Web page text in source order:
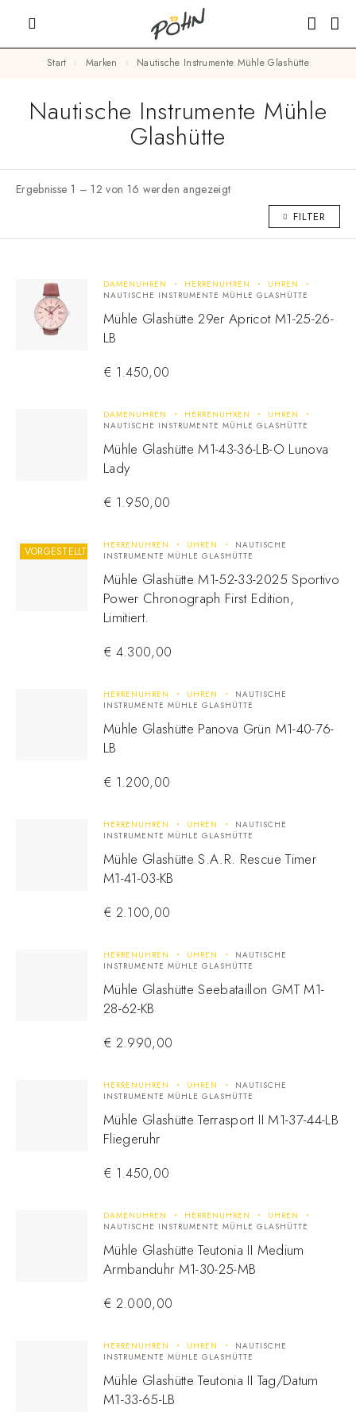
Start Marken Nautische Instrumente Mühle Glashütte
Nautische Instrumente Mühle
Glashütte
Ergebnisse 1 – 12 von 16 werden angezeigt
FILTER
DAMENUHREN HERRENUHREN
UHREN
NAUTISCHE INSTRUMENTE MÜHLE GLASHÜTTE
Mühle Glashütte 29er Apricot M1-25-26-
LB
€ 1.450,00
DAMENUHREN HERRENUHREN
UHREN
NAUTISCHE INSTRUMENTE MÜHLE GLASHÜTTE
Mühle Glashütte M1-43-36-LB-O Lunova
Lady
€ 1.950,00
VORGESTELLT HERRENUHREN UHREN
NAUTISCHE
INSTRUMENTE MÜHLE GLASHÜTTE
Mühle Glashütte M1-52-33-2025 Sportivo
Power Chronograph First Edition,
Limitiert.
€ 4.300,00
HERRENUHREN UHREN
NAUTISCHE
INSTRUMENTE MÜHLE GLASHÜTTE
Mühle Glashütte Panova Grün M1-40-76-
LB
€ 1.200,00
HERRENUHREN UHREN
NAUTISCHE
INSTRUMENTE MÜHLE GLASHÜTTE
Mühle Glashütte S.A.R. Rescue Timer
M1-41-03-KB
€ 2.100,00
HERRENUHREN UHREN
NAUTISCHE
INSTRUMENTE MÜHLE GLASHÜTTE
Mühle Glashütte Seebataillon GMT M1-
28-62-KB
€ 2.990,00
HERRENUHREN UHREN
NAUTISCHE
INSTRUMENTE MÜHLE GLASHÜTTE
Mühle Glashütte Terrasport II M1-37-44-LB
Fliegeruhr
€ 1.450,00
DAMENUHREN HERRENUHREN
UHREN
NAUTISCHE INSTRUMENTE MÜHLE GLASHÜTTE
Mühle Glashütte Teutonia II Medium
Armbanduhr M1-30-25-MB
€ 2.000,00
HERRENUHREN UHREN
NAUTISCHE
INSTRUMENTE MÜHLE GLASHÜTTE
Mühle Glashütte Teutonia II Tag/Datum
M1-33-65-LB